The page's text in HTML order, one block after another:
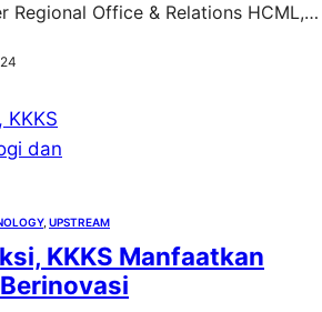
Regional Office & Relations HCML,…
, UPSTREAM
KKKS Manfaatkan